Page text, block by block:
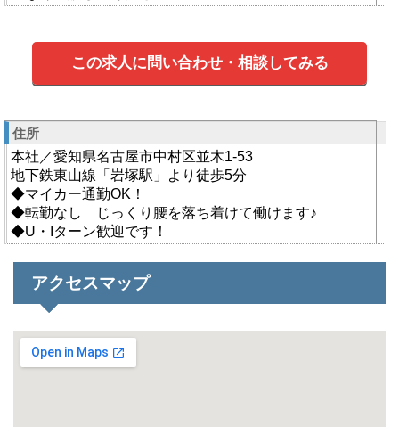
この求人に問い合わせ・相談してみる
住所
本社／愛知県名古屋市中村区並木1-53
地下鉄東山線「岩塚駅」より徒歩5分
◆マイカー通勤OK！
◆転勤なし じっくり腰を落ち着けて働けます♪
◆U・Iターン歓迎です！
アクセスマップ